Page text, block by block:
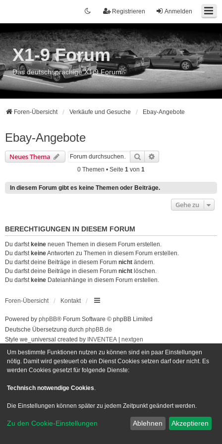
Anmelden
Registrieren
X1-9 Forum
Das deutschsprachige X1/9 Forum
Foren-Übersicht Verkäufe und Gesuche Ebay-Angebote
Ebay-Angebote
Neues Thema Suche
0 Themen • Seite 1 von 1
In diesem Forum gibt es keine Themen oder Beiträge.
Gehe zu
BERECHTIGUNGEN IN DIESEM FORUM
Du darfst keine neuen Themen in diesem Forum erstellen.
Du darfst keineAntworten zu Themen in diesem Forum erstellen.
Du darfst deine Beiträge in diesem Forum nicht ändern.
Du darfst deine Beiträge in diesem Forum nicht löschen.
Du darfst keine Dateianhänge in diesem Forum erstellen.
Foren-Übersicht Kontakt
Powered by phpBB® Forum Software © phpBB Limited
Deutsche Übersetzung durch phpBB.de
Style we_universal created by INVENTEA
nextgen
Datenschutz
| Nutzungsbedingungen
Um bestimmte Funktionen nutzen zu können sind ein paar Einstellungen
nötig. Damit wird gesteuert ob ein Dienst Cookies setzen darf oder nicht. Es
werden Cookies gesetzt für folgende Dienste:
Technisch notwendige Cookies.
Die Einstellungen können später zu jedem Zeitpunkt geändert werden.
Zu den Cookie-Einstellungen Ablehnen Akzeptieren